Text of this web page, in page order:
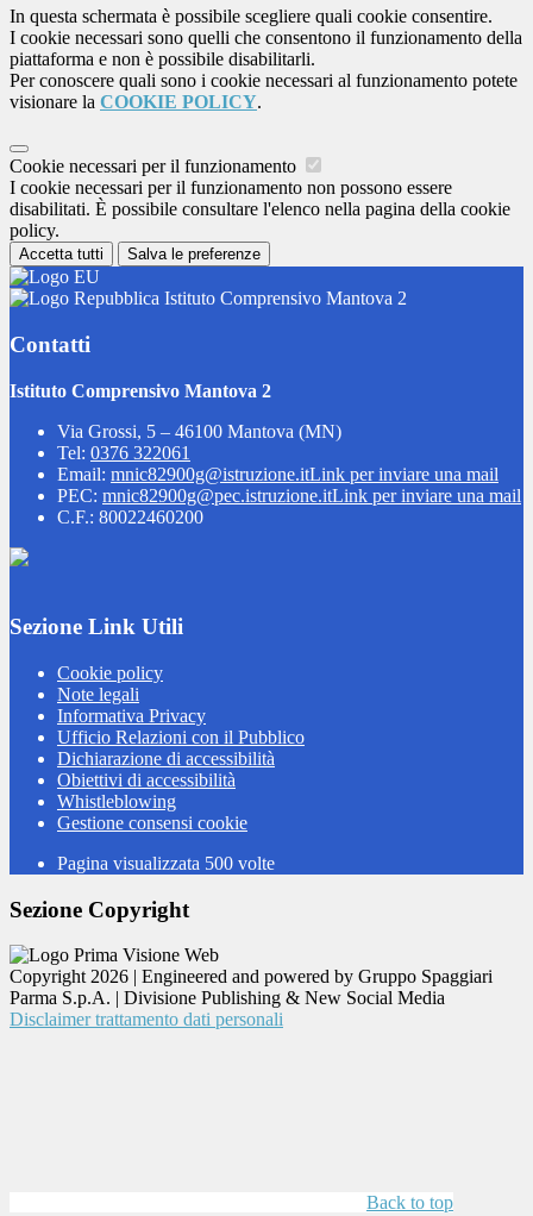
In questa schermata è possibile scegliere quali cookie consentire.
I cookie necessari sono quelli che consentono il funzionamento della
piattaforma e non è possibile disabilitarli.
Per conoscere quali sono i cookie necessari al funzionamento potete
visionare la COOKIE POLICY.
Cookie necessari per il funzionamento
I cookie necessari per il funzionamento non possono essere
disabilitati. È possibile consultare l'elenco nella pagina della cookie
policy.
Accetta tutti Salva le preferenze
Istituto Comprensivo Mantova 2
Contatti
Istituto Comprensivo Mantova 2
Via Grossi, 5 – 46100 Mantova (MN)
Tel: 0376 322061
Email: mnic82900g@istruzione.itLink per inviare una mail
PEC: mnic82900g@pec.istruzione.itLink per inviare una mail
C.F.: 80022460200
Sezione Link Utili
Cookie policy
Note legali
Informativa Privacy
Ufficio Relazioni con il Pubblico
Dichiarazione di accessibilità
Obiettivi di accessibilità
Whistleblowing
Gestione consensi cookie
Pagina visualizzata 500 volte
Sezione Copyright
Copyright 2026 | Engineered and powered by Gruppo Spaggiari
Parma S.p.A. | Divisione Publishing & New Social Media
Disclaimer trattamento dati personali
Back to top